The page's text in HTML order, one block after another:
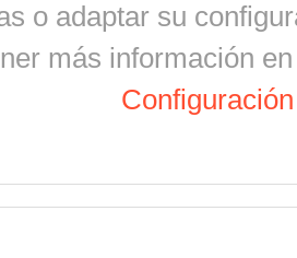
o adaptar su
más información